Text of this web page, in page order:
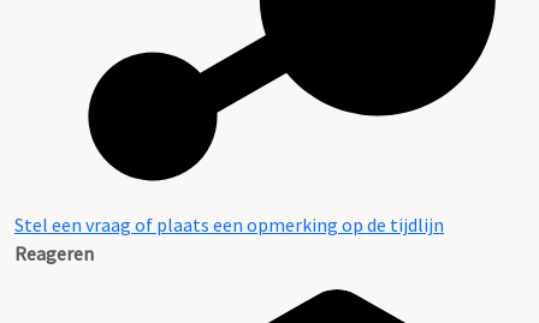
Stel een vraag of plaats een opmerking op de tijdlijn
Reageren